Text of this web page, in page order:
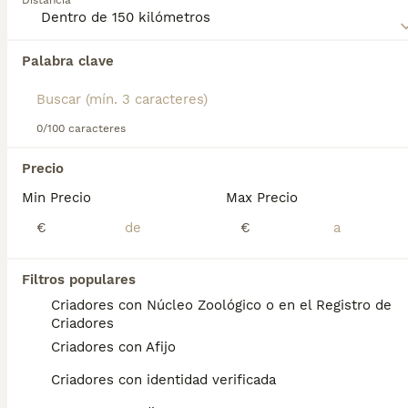
Palabra clave
0/100 caracteres
Precio
Min Precio
€
Max Precio
€
Filtros populares
Criadores con Núcleo Zoológico o en el Registro de
Criadores
Criadores con Afijo
Criadores con identidad verificada
preescolar.
Encontramos 0 Morkie Cachorros en venta en
Si deseas exactamente esta búsqueda guarda tu
búsqueda y espera el resultado perfecto:
Preguntas frecuentes
¿Cuánto vale un perro
morkie?
El coste de adquisición de esta raza puede
variar según factores como el pedigrí, la
reputación del criador y la ubicación